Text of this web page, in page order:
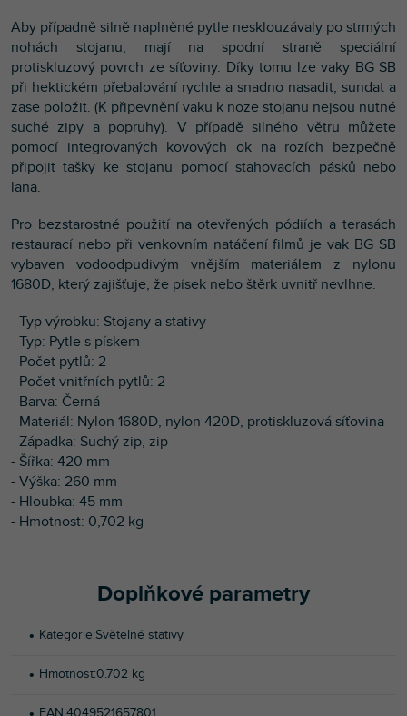
Aby případně silně naplněné pytle nesklouzávaly po strmých
nohách stojanu, mají na spodní straně speciální
protiskluzový povrch ze síťoviny. Díky tomu lze vaky BG SB
při hektickém přebalování rychle a snadno nasadit, sundat a
zase položit. (K připevnění vaku k noze stojanu nejsou nutné
suché zipy a popruhy). V případě silného větru můžete
pomocí integrovaných kovových ok na rozích bezpečně
připojit tašky ke stojanu pomocí stahovacích pásků nebo
lana.
Pro bezstarostné použití na otevřených pódiích a terasách
restaurací nebo při venkovním natáčení filmů je vak BG SB
vybaven vodoodpudivým vnějším materiálem z nylonu
1680D, který zajišťuje, že písek nebo štěrk uvnitř nevlhne.
- Typ výrobku: Stojany a stativy
- Typ: Pytle s pískem
- Počet pytlů: 2
- Počet vnitřních pytlů: 2
- Barva: Černá
- Materiál: Nylon 1680D, nylon 420D, protiskluzová síťovina
- Západka: Suchý zip, zip
- Šířka: 420 mm
- Výška: 260 mm
- Hloubka: 45 mm
- Hmotnost: 0,702 kg
Doplňkové parametry
Kategorie:Světelné stativy
Hmotnost:0.702 kg
EAN:4049521657801